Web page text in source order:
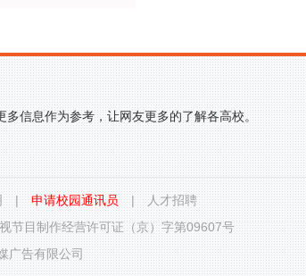
信息作为参考，让网友更多的了解各高校。
| 申请校园通讯员 |
人才招聘
节目制作经营许可证（京）字第09607号
广告有限公司